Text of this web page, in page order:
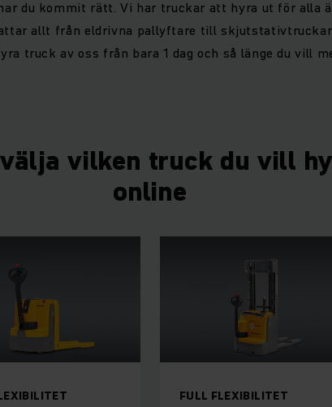
du kommit rätt. Vi har truckar att hyra ut för alla
allt från eldrivna pallyftare till
truck av oss från bara 1 dag och så länge du vill
vilken truck du vill
online
FULL FLEXIBILITET